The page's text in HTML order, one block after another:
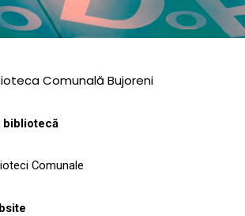
ȘI
Comunală Bujoreni
bibliotecă
Comunale